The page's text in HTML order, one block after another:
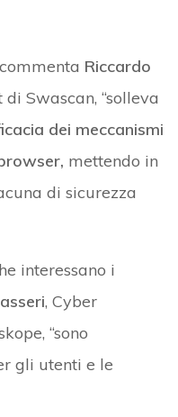
Riccardo
Swascan, “solleva
dei meccanismi
mettendo in
di sicurezza
interessano i
, Cyber
“sono
gli utenti e le